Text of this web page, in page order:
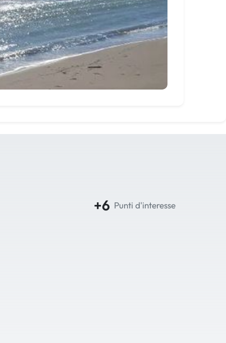
+6 Punti d'interesse